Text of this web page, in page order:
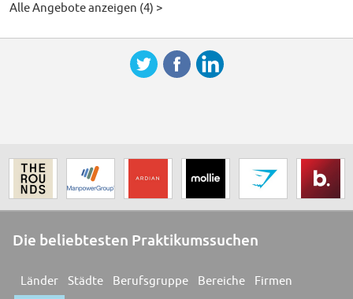
Alle Angebote anzeigen (4) >
Die beliebtesten Praktikumssuchen
Länder Städte Berufsgruppe Bereiche Firmen